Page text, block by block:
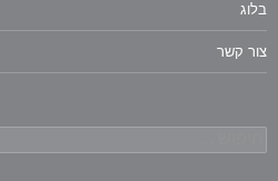
בלוג
צור קשר